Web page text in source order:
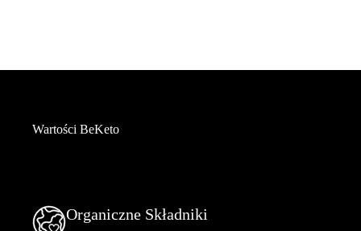
Wartości BeKeto
Organiczne Składniki